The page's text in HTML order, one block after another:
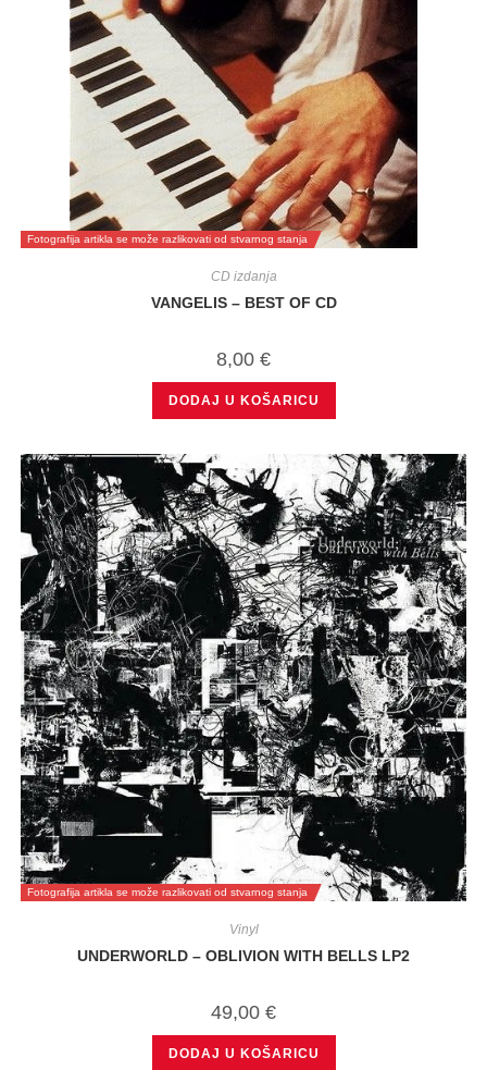
Fotografija artikla se može razlikovati od stvarnog stanja
CD izdanja
VANGELIS – BEST OF CD
8,00 €
DODAJ U KOŠARICU
Fotografija artikla se može razlikovati od stvarnog stanja
Vinyl
UNDERWORLD – OBLIVION WITH BELLS LP2
49,00 €
DODAJ U KOŠARICU